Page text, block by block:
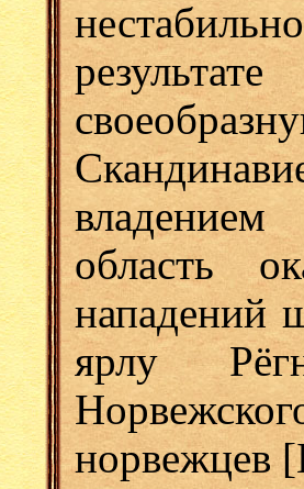
область
нападений
ярлу
норвежцев